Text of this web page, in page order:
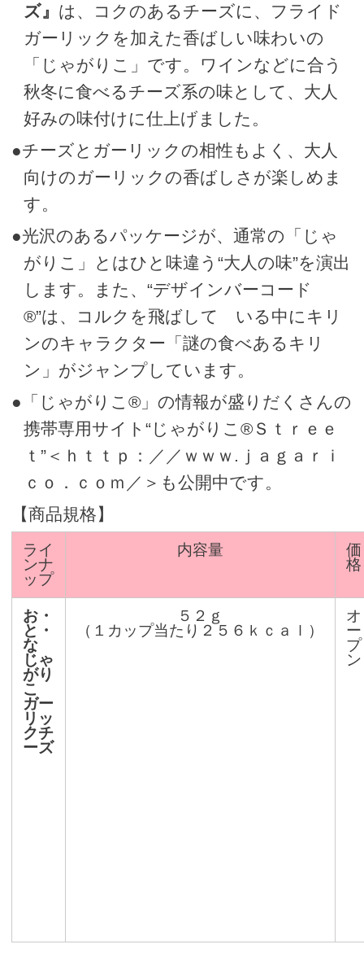
ズ』 は、コクのあるチーズに、フライド
ガーリックを加えた香ばしい味わいの
「じゃがりこ」です。ワインなどに合う
秋冬に食べるチーズ系の味として、大人
好みの味付けに仕上げました。
●チーズとガーリックの相性もよく、大人
向けのガーリックの香ばしさが楽しめま
す。
●光沢のあるパッケージが、通常の「じゃ
がりこ」とはひと味違う“大人の味”を演出
します。また、“デザインバーコード
®”は、コルクを飛ばして いる中にキリ
ンのキャラクター「謎の食べあるキリ
ン」がジャンプしています。
●「じゃがりこ®」の情報が盛りだくさんの
携帯専用サイト“じゃがりこ®Ｓｔｒｅｅ
ｔ”＜ｈｔｔｐ：／／ｗｗｗ.ｊａｇａｒｉ
ｃｏ．ｃｏｍ／＞も公開中です。
【商品規格】
ライ
ンナ
ップ
内容量
価
格
お・
と・
な
じゃ
がり
こ
ガー
リッ
クチ
ーズ
５２ｇ
（１カップ当たり２５６ｋｃａｌ）
オ
ー
プ
ン